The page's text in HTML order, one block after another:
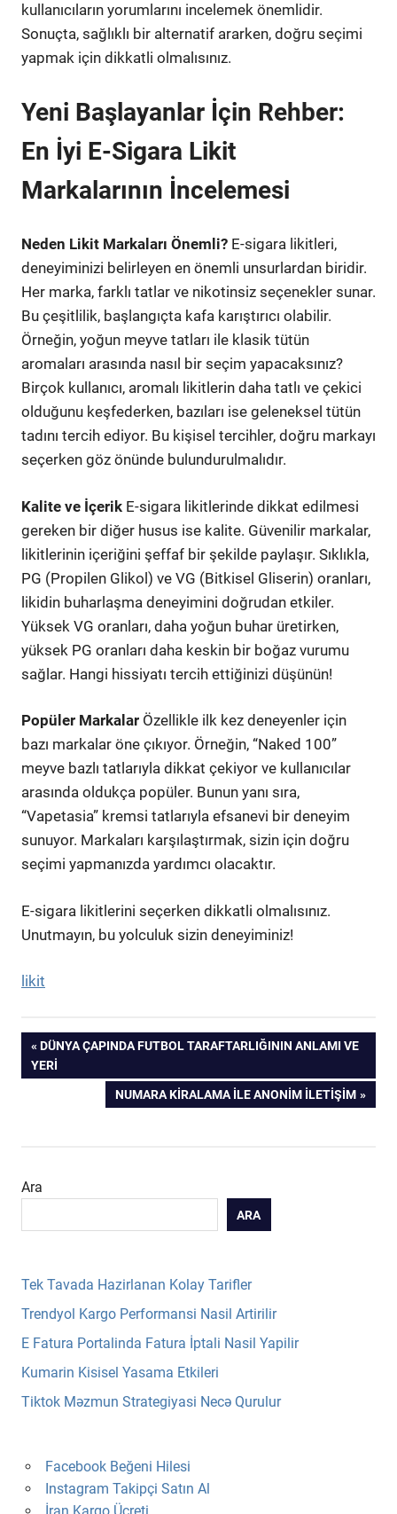
kullanıcıların yorumlarını incelemek önemlidir.
Sonuçta, sağlıklı bir alternatif ararken, doğru seçimi
yapmak için dikkatli olmalısınız.
Yeni Başlayanlar İçin Rehber:
En İyi E-Sigara Likit
Markalarının İncelemesi
Neden Likit Markaları Önemli? E-sigara likitleri,
deneyiminizi belirleyen en önemli unsurlardan biridir.
Her marka, farklı tatlar ve nikotinsiz seçenekler sunar.
Bu çeşitlilik, başlangıçta kafa karıştırıcı olabilir.
Örneğin, yoğun meyve tatları ile klasik tütün
aromaları arasında nasıl bir seçim yapacaksınız?
Birçok kullanıcı, aromalı likitlerin daha tatlı ve çekici
olduğunu keşfederken, bazıları ise geleneksel tütün
tadını tercih ediyor. Bu kişisel tercihler, doğru markayı
seçerken göz önünde bulundurulmalıdır.
Kalite ve İçerik E-sigara likitlerinde dikkat edilmesi
gereken bir diğer husus ise kalite. Güvenilir markalar,
likitlerinin içeriğini şeffaf bir şekilde paylaşır. Sıklıkla,
PG (Propilen Glikol) ve VG (Bitkisel Gliserin) oranları,
likidin buharlaşma deneyimini doğrudan etkiler.
Yüksek VG oranları, daha yoğun buhar üretirken,
yüksek PG oranları daha keskin bir boğaz vurumu
sağlar. Hangi hissiyatı tercih ettiğinizi düşünün!
Popüler Markalar Özellikle ilk kez deneyenler için
bazı markalar öne çıkıyor. Örneğin, “Naked 100”
meyve bazlı tatlarıyla dikkat çekiyor ve kullanıcılar
arasında oldukça popüler. Bunun yanı sıra,
“Vapetasia” kremsi tatlarıyla efsanevi bir deneyim
sunuyor. Markaları karşılaştırmak, sizin için doğru
seçimi yapmanızda yardımcı olacaktır.
E-sigara likitlerini seçerken dikkatli olmalısınız.
Unutmayın, bu yolculuk sizin deneyiminiz!
likit
Yazı
gezinmesi
PREVIOUS
POST:
DÜNYA ÇAPINDA FUTBOL TARAFTARLIĞININ ANLAMI VE
YERI
NEXT
NUMARA KIRALAMA İLE ANONIM İLETIŞIM
Ara
ARA
Tek Tavada Hazirlanan Kolay Tarifler
Trendyol Kargo Performansi Nasil Artirilir
E Fatura Portalinda Fatura İptali Nasil Yapilir
Kumarin Kisisel Yasama Etkileri
Tiktok Məzmun Strategiyasi Necə Qurulur
Facebook Beğeni Hilesi
Instagram Takipçi Satın Al